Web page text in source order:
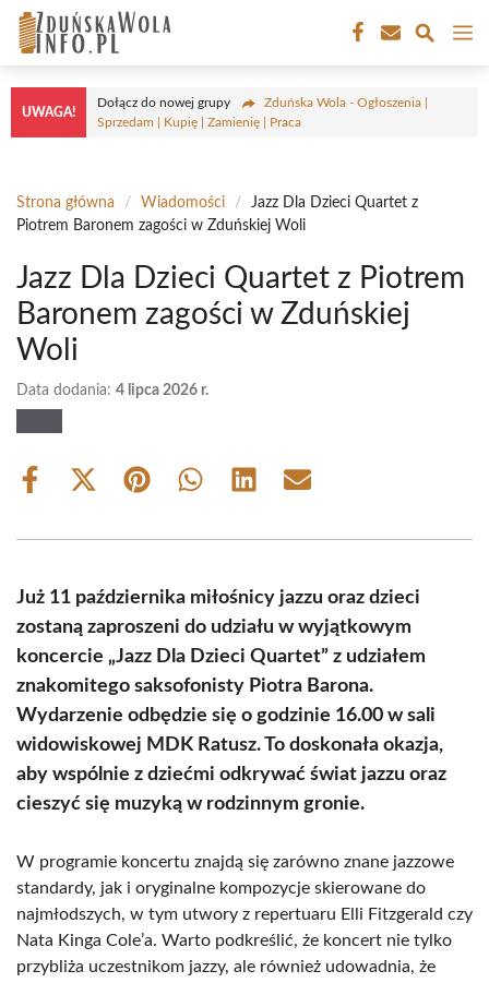
Przejdź
treści
UWAGA!
Dołącz do nowej grupy
Zduńska Wola - Ogłoszenia |
Sprzedam | Kupię | Zamienię | Praca
Strona główna / Wiadomości /
Jazz Dla Dzieci Quartet z
Piotrem Baronem zagości w Zduńskiej Woli
Jazz Dla Dzieci Quartet z Piotrem
Baronem zagości w Zduńskiej
Woli
Data dodania: 4 lipca 2026 r.
Share
Share
(Twitter)
Share Share Share Share
Już 11 października miłośnicy jazzu oraz dzieci
zostaną zaproszeni do udziału w wyjątkowym
koncercie „Jazz Dla Dzieci Quartet” z udziałem
znakomitego saksofonisty Piotra Barona.
Wydarzenie odbędzie się o godzinie 16.00 w sali
widowiskowej MDK Ratusz. To doskonała okazja,
aby wspólnie z dziećmi odkrywać świat jazzu oraz
cieszyć się muzyką w rodzinnym gronie.
W programie koncertu znajdą się zarówno znane jazzowe
standardy, jak i oryginalne kompozycje skierowane do
najmłodszych, w tym utwory z repertuaru Elli Fitzgerald czy
Nata Kinga Cole’a. Warto podkreślić, że koncert nie tylko
przybliża uczestnikom jazzy, ale również udowadnia, że